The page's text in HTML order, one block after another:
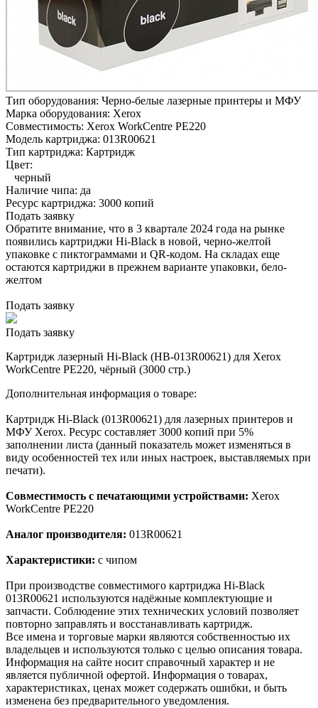
Тип оборудования: Черно-белые лазерные принтеры и МФУ
Марка оборудования: Xerox
Совместимость: Xerox WorkCentre PE220
Модель картриджа: 013R00621
Тип картриджа: Картридж
Цвет:
черный
Наличие чипа: да
Ресурс картриджа: 3000 копий
Подать заявку
Обратите внимание, что в 3 квартале 2024 года на рынке
появились картриджи Hi-Black в новой, черно-желтой
упаковке с пиктограммами и QR-кодом. На складах еще
остаются картриджи в прежнем варианте упаковки, бело-
желтом
Подать заявку
Подать заявку
Картридж лазерный Hi-Black (HB-013R00621) для Xerox
WorkCentre PE220, чёрный (3000 стр.)
Дополнительная информация о товаре:
Картридж Hi-Black (013R00621) для лазерных принтеров и
МФУ Xerox. Ресурс составляет 3000 копий при 5%
заполнении листа (данный показатель может изменяться в
виду особенностей тех или иных настроек, выставляемых при
печати).
Совместимость с печатающими устройствами: Xerox
WorkCentre PE220
Аналог производителя: 013R00621
Характеристики: с чипом
При производстве совместимого картриджа Hi-Black
013R00621 используются надёжные комплектующие и
запчасти. Соблюдение этих технических условий позволяет
повторно заправлять и восстанавливать картридж.
Все имена и торговые марки являются собственностью их
владельцев и используются только с целью описания товара.
Информация на сайте носит справочный характер и не
является публичной офертой. Информация о товарах,
характеристиках, ценах может содержать ошибки, и быть
изменена без предварительного уведомления.